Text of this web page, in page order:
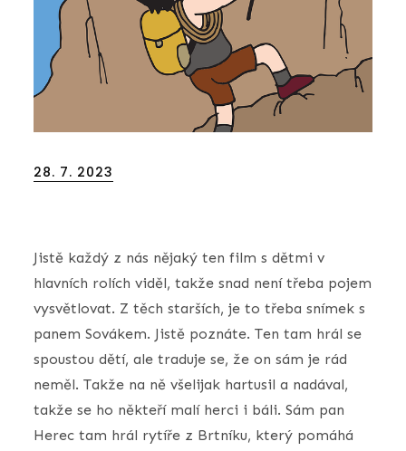
Posted
28. 7. 2023
Jistě každý z nás nějaký ten film s dětmi v
hlavních rolích viděl, takže snad není třeba pojem
vysvětlovat. Z těch starších, je to třeba snímek s
panem Sovákem. Jistě poznáte. Ten tam hrál se
spoustou dětí, ale traduje se, že on sám je rád
neměl. Takže na ně všelijak hartusil a nadával,
takže se ho někteří malí herci i báli. Sám pan
Herec tam hrál rytíře z Brtníku, který pomáhá